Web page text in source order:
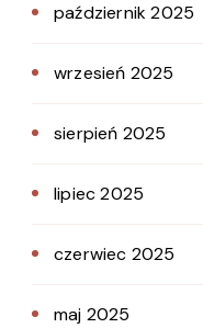
październik 2025
wrzesień 2025
sierpień 2025
lipiec 2025
czerwiec 2025
maj 2025